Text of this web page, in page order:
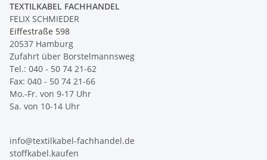
TEXTILKABEL FACHHANDEL
FELIX SCHMIEDER
Eiffestraße 598
20537 Hamburg
Zufahrt über Borstelmannsweg
Tel.: 040 - 50 74 21-62
Fax: 040 - 50 74 21-66
Mo.-Fr. von 9-17 Uhr
Sa. von 10-14 Uhr
info@textilkabel-fachhandel.de
stoffkabel.kaufen